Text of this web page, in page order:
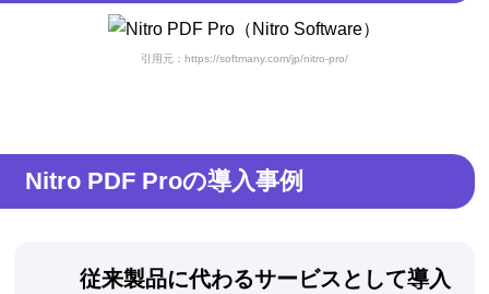
引用元：https://softmany.com/jp/nitro-pro/
Nitro PDF Proの導入事例
従来製品に代わるサービスとして導入